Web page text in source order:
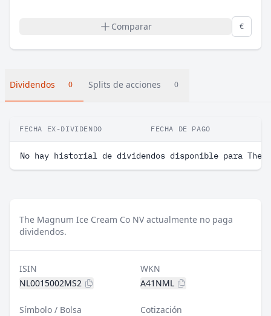
Comparar €
Dividendos 0 Splits de acciones 0
FECHA EX-DIVIDENDO FECHA DE PAGO
No hay historial de dividendos disponible para The
The Magnum Ice Cream Co NV actualmente no paga
dividendos.
ISIN
NL0015002MS2
WKN
A41NML
Símbolo / Bolsa
Cotización